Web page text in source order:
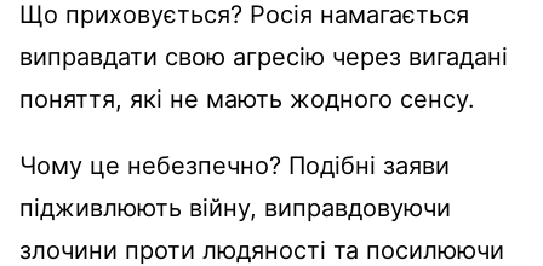
Що приховується? Росія намагається
виправдати свою агресію через вигадані
поняття, які не мають жодного сенсу.
Чому це небезпечно? Подібні заяви
підживлюють війну, виправдовуючи
злочини проти людяності та посилюючи